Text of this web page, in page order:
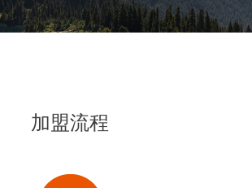
加盟流程